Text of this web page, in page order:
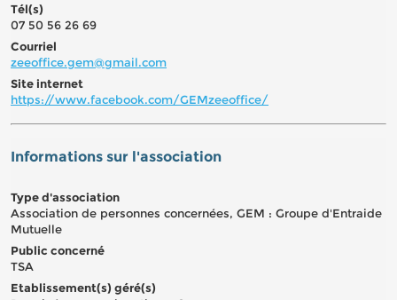
Tél(s)
07 50 56 26 69
Courriel
zeeoffice.gem@gmail.com
Site internet
https://www.facebook.com/GEMzeeoffice/
Informations sur l'association
Type d'association
Association de personnes concernées, GEM : Groupe d'Entraide
Mutuelle
Public concerné
TSA
Etablissement(s) géré(s)